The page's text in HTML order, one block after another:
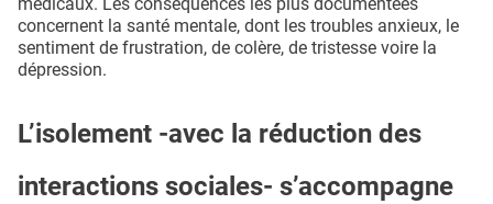
concernent la santé mentale, dont les troubles anxieux, le
sentiment de frustration, de colère, de tristesse voire la
dépression.
L’isolement -avec la réduction des
interactions sociales- s’accompagne